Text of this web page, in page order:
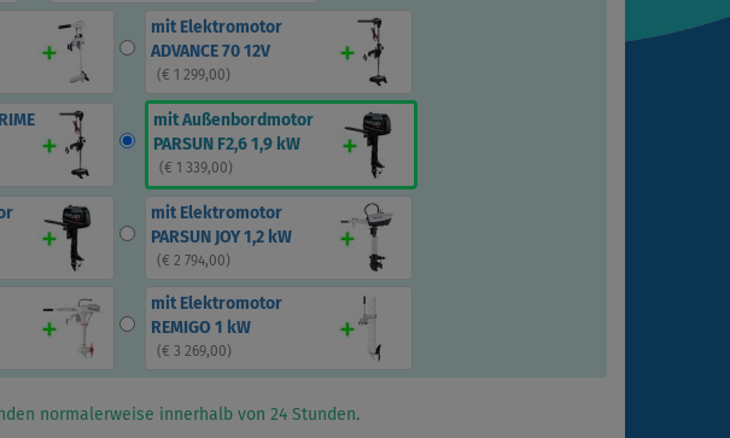
mit Elektromotor
ADVANCE 70 12V
(€ 1 299,00)
mit Außenbordmotor
PARSUN F2,6 1,9 kW
(€ 1 339,00)
mit Elektromotor
PARSUN JOY 1,2 kW
(€ 2 794,00)
mit Elektromotor
REMIGO 1 kW
(€ 3 269,00)
normalerweise innerhalb von 24 Stunden.